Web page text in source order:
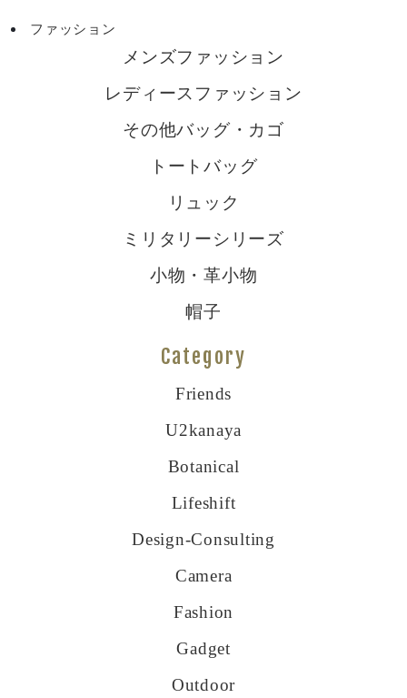
ファッション
メンズファッション
レディースファッション
その他バッグ・カゴ
トートバッグ
リュック
ミリタリーシリーズ
小物・革小物
帽子
Category
Friends
U2kanaya
Botanical
Lifeshift
Design-Consulting
Camera
Fashion
Gadget
Outdoor